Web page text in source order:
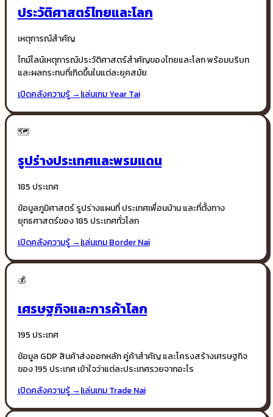
ประวัติศาสตร์ไทยและโลก
เหตุการณ์สำคัญ
ไทม์ไลน์เหตุการณ์ประวัติศาสตร์สำคัญของไทยและโลก พร้อมบริบท
และผลกระทบที่เกิดขึ้นในแต่ละยุคสมัย
เปิดคลังความรู้ →|เล่นเกมYear Tai
🗺️
รูปร่างประเทศและพรมแดน
185 ประเทศ
ข้อมูลภูมิศาสตร์ รูปร่างแผนที่ ประเทศเพื่อนบ้าน และที่ตั้งทาง
ยุทธศาสตร์ของ 185 ประเทศทั่วโลก
เปิดคลังความรู้ →|เล่นเกมBorder Nai
💰
เศรษฐกิจและการค้าโลก
195 ประเทศ
ข้อมูล GDP สินค้าส่งออกหลัก คู่ค้าสำคัญ และโครงสร้างเศรษฐกิจ
ของ 195 ประเทศ เข้าใจว่าแต่ละประเทศรวยจากอะไร
เปิดคลังความรู้ →|เล่นเกมTrade Nai